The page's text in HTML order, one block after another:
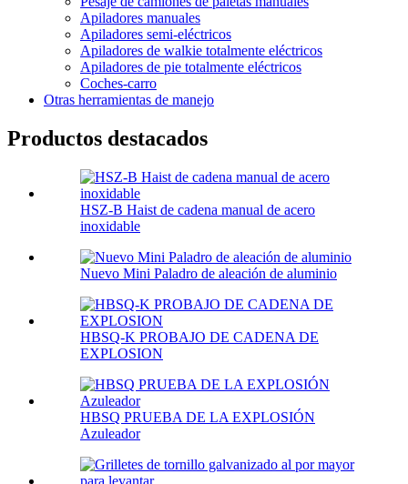
Apiladores manuales
Apiladores semi-eléctricos
Apiladores de walkie totalmente eléctricos
Apiladores de pie totalmente eléctricos
Coches-carro
Otras herramientas de manejo
Productos destacados
HSZ-B Haist de cadena manual de acero
inoxidable
Nuevo Mini Paladro de aleación de aluminio
HBSQ-K PROBAJO DE CADENA DE
EXPLOSION
HBSQ PRUEBA DE LA EXPLOSIÓN
Azuleador